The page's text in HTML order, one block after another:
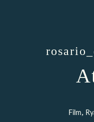
Film,